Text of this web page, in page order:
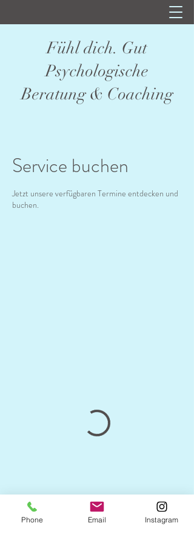
Fühl dich. Gut
Psychologische
Beratung & Coaching
Service buchen
Jetzt unsere verfügbaren Termine entdecken und
buchen.
Phone Email Instagram